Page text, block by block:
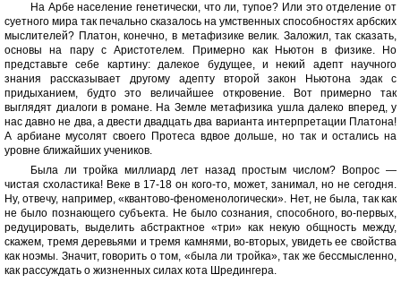
На Арбе население генетически, что ли, тупое? Или это отделение от
суетного мира так печально сказалось на умственных способностях арбских
мыслителей? Платон, конечно, в метафизике велик. Заложил, так сказать,
основы на пару с Аристотелем. Примерно как Ньютон в физике. Но
представьте себе картину: далекое будущее, и некий адепт научного
знания рассказывает другому адепту второй закон Ньютона эдак с
придыханием, будто это величайшее откровение. Вот примерно так
выглядят диалоги в романе. На Земле метафизика ушла далеко вперед, у
нас давно не два, а двести двадцать два варианта интерпретации Платона!
А арбиане мусолят своего Протеса вдвое дольше, но так и остались на
уровне ближайших учеников.
Была ли тройка миллиард лет назад простым числом? Вопрос —
чистая схоластика! Веке в 17-18 он кого-то, может, занимал, но не сегодня.
Ну, отвечу, например, «квантово-феноменологически». Нет, не была, так как
не было познающего субъекта. Не было сознания, способного, во-первых,
редуцировать, выделить абстрактное «три» как некую общность между,
скажем, тремя деревьями и тремя камнями, во-вторых, увидеть ее свойства
как ноэмы. Значит, говорить о том, «была ли тройка», так же бессмысленно,
как рассуждать о жизненных силах кота Шредингера.